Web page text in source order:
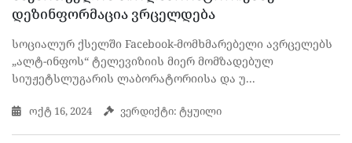
დეზინფორმაცია ვრცელდება
სოციალურ ქსელში Facebook-მომხმარებელი ავრცელებს
„ალტ-ინფოს“ ტელევიზიის მიერ მომზადებულ
სიუჟეტსლუგარის ლაბორატორიისა და უ...
ოქტ 16, 2024 ვერდიქტი: ტყუილი